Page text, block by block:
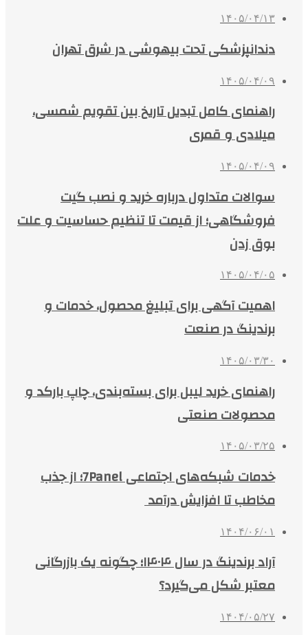
۱۴۰۵/۰۴/۱۳
دندانپزشکی تحت بیهوشی در شرق تهران
۱۴۰۵/۰۴/۰۹
راهنمای کامل تبدیل تاریخ بین تقویم شمسی،
میلادی و قمری
۱۴۰۵/۰۴/۰۹
سوالات متداول درباره خرید و نصب گیت
فروشگاهی؛ از قیمت تا تنظیم حساسیت و علت
بوق زدن
۱۴۰۵/۰۴/۰۵
اهمیت آگهی برای تبلیغ محصول، خدمات و
برندینگ در صنعت
۱۴۰۵/۰۳/۳۰
راهنمای خرید لیبل برای بسته‌بندی، چاپ بارکد و
محصولات صنعتی
۱۴۰۵/۰۳/۲۵
خدمات شبکه‌های اجتماعی 7Panel؛ از جذب
مخاطب تا افزایش درآمد
۱۴۰۴/۰۶/۰۱
آراد برندینگ در سال ۱۴۰۴؛ چگونه یک بازرگانی
معتبر شکل می‌گیرد؟
۱۴۰۴/۰۵/۲۷